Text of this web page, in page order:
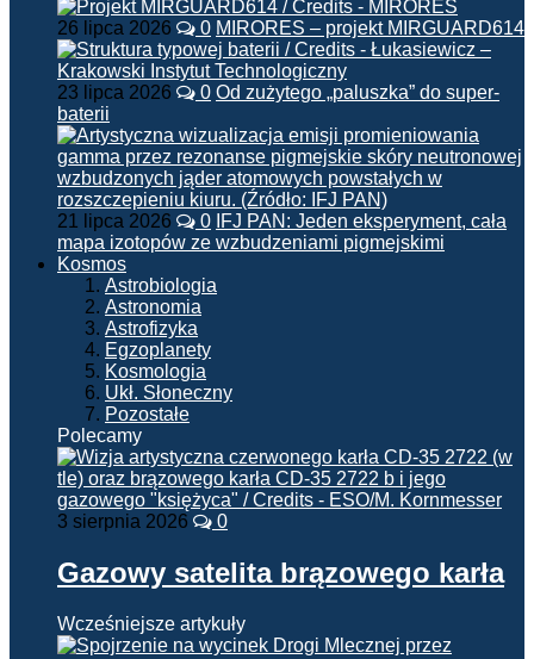
26 lipca 2026 0 MIRORES – projekt MIRGUARD614
23 lipca 2026 0 Od zużytego „paluszka” do super-
baterii
21 lipca 2026 0 IFJ PAN: Jeden eksperyment, cała
mapa izotopów ze wzbudzeniami pigmejskimi
Kosmos
Astrobiologia
Astronomia
Astrofizyka
Egzoplanety
Kosmologia
Ukł. Słoneczny
Pozostałe
Polecamy
3 sierpnia 2026 0
Gazowy satelita brązowego karła
Wcześniejsze artykuły